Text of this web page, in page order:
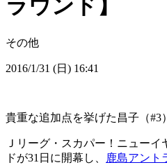
ラウンド】
その他
2016/1/31 (日) 16:41
貴重な追加点を挙げた昌子（#3）
Ｊリーグ・スカパー！ニュー
ドが31日に開幕し、
鹿島アント